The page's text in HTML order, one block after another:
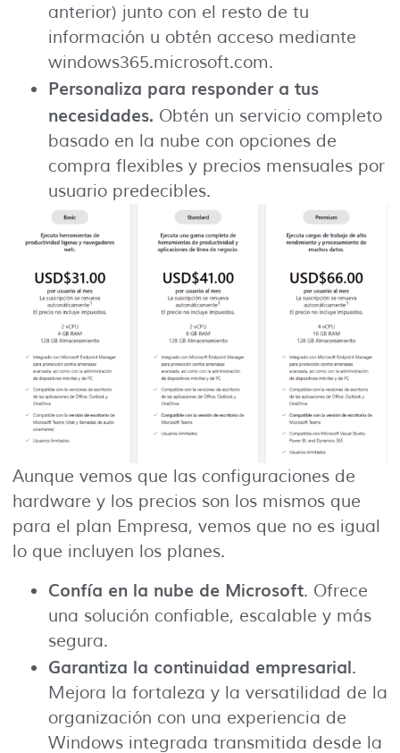
anterior) junto con el resto de tu
información u obtén acceso mediante
windows365.microsoft.com.
Personaliza para responder a tus
necesidades. Obtén un servicio completo
basado en la nube con opciones de
compra flexibles y precios mensuales por
usuario predecibles.
Aunque vemos que las configuraciones de
hardware y los precios son los mismos que
para el plan Empresa, vemos que no es igual
lo que incluyen los planes.
Confía en la nube de Microsoft. Ofrece
una solución confiable, escalable y más
segura.
Garantiza la continuidad empresarial.
Mejora la fortaleza y la versatilidad de la
organización con una experiencia de
Windows integrada transmitida desde la